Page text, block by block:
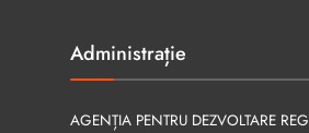
Administrație
AGENȚIA PENTRU DEZVOLTARE